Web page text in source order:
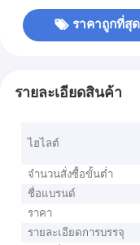
ราคาถูกที่สุด
รายละเอียดสินค้า
ไฮไลต์
จำนวนสั่งซื้อขั้นต่ำ
ชื่อแบรนด์
ราคา
รายละเอียดการบรรจุ